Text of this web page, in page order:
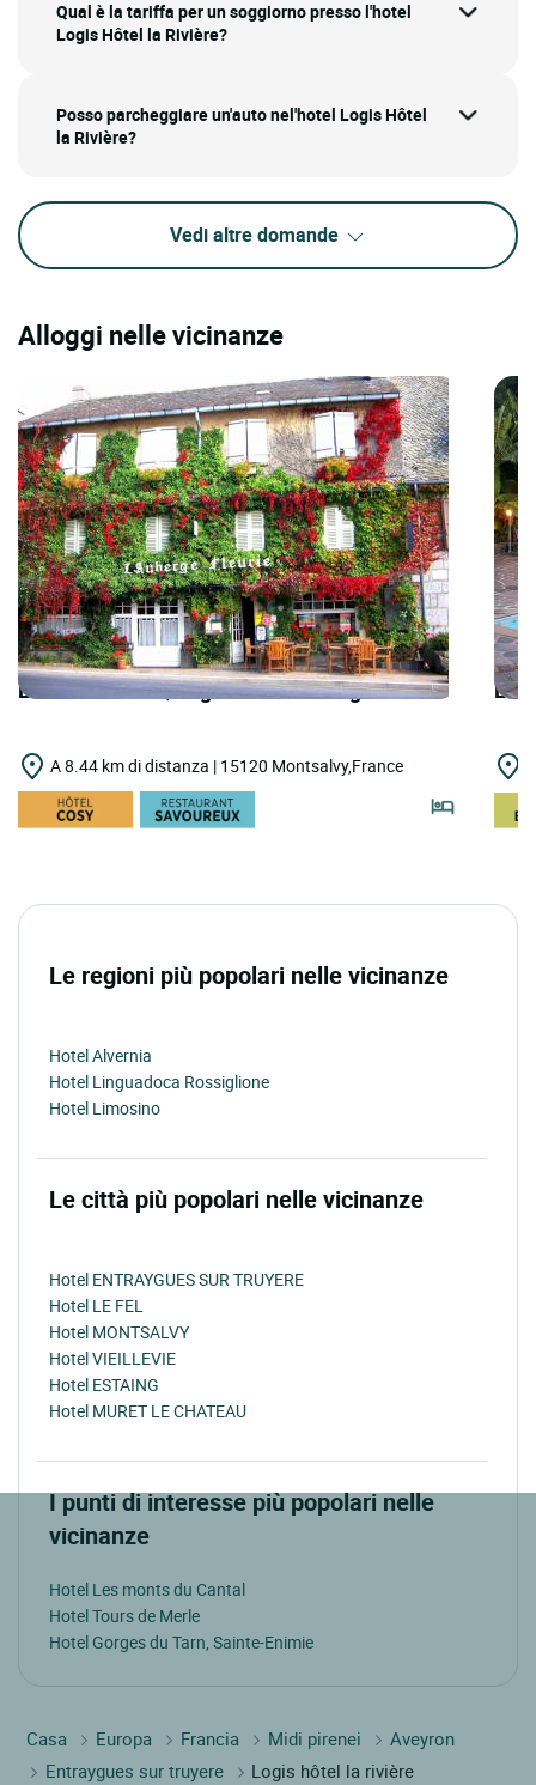
Qual è la tariffa per un soggiorno presso l'hotel
Logis Hôtel la Rivière?
Posso parcheggiare un'auto nel'hotel Logis Hôtel
la Rivière?
Vedi altre domande
Alloggi nelle vicinanze
LOGIS HOTELS | Logis Hôtel Auberge Fleurie
A 8.44 km di distanza | 15120 Montsalvy,France
Le regioni più popolari nelle vicinanze
Hotel Alvernia
Hotel Linguadoca Rossiglione
Hotel Limosino
Le città più popolari nelle vicinanze
Hotel ENTRAYGUES SUR TRUYERE
Hotel LE FEL
Hotel MONTSALVY
Hotel VIEILLEVIE
Hotel ESTAING
Hotel MURET LE CHATEAU
I punti di interesse più popolari nelle
vicinanze
Hotel Les monts du Cantal
Hotel Tours de Merle
Hotel Gorges du Tarn, Sainte-Enimie
Casa Europa Francia Midi pirenei
Aveyron
Entraygues sur truyere
Logis hôtel la rivière